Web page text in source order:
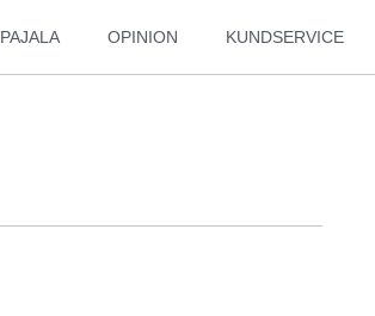
PAJALA OPINION KUNDSERVICE